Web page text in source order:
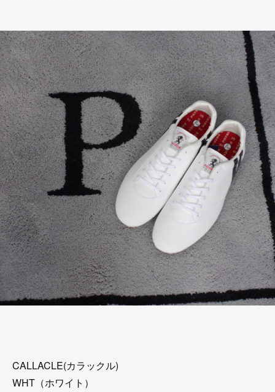
CALLACLE(カラックル)
WHT（ホワイト）